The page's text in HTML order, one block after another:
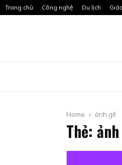
Trang chủ Công nghệ Du lịch
Home ảnh gif
Thẻ: